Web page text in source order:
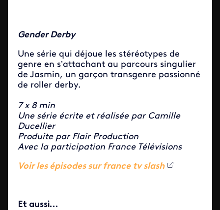
Gender Derby
Une série qui déjoue les stéréotypes de
genre en s’attachant au parcours singulier
de Jasmin, un garçon transgenre passionné
de roller derby.
7 x 8 min
Une série écrite et réalisée par Camille
Ducellier
Produite par Flair Production
Avec la participation France Télévisions
Voir les épisodes sur france tv slash
Et aussi…